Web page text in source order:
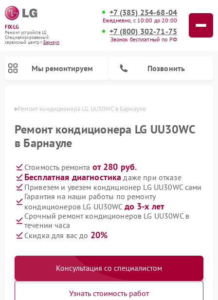
FIX-LG
Ремонт устройств LG
Специализированный
cервисный центр г.Барнаул
+7 (385) 254-68-04
Ежедневно, с 10:00 до 20:00
+7 (800) 302-71-75
Звонок бесплатный по РФ
Мы ремонтируем Позвонить
Ремонт кондиционера LG UU30WC в Барнауле
Ремонт кондиционера LG UU30WC
в Барнауле
Стоимость ремонта от 280 руб.
Бесплатная диагностика даже при отказе
Привезем и увезем кондиционер LG UU30WC сами
Гарантия на наши работы по ремонту
кондиционеров LG UU30WC до 3-х лет
Срочный ремонт кондиционеров LG UU30WC в
течении часа
Скидка для вас до 20%
Консультация со специалистом
Узнать стоимость работ